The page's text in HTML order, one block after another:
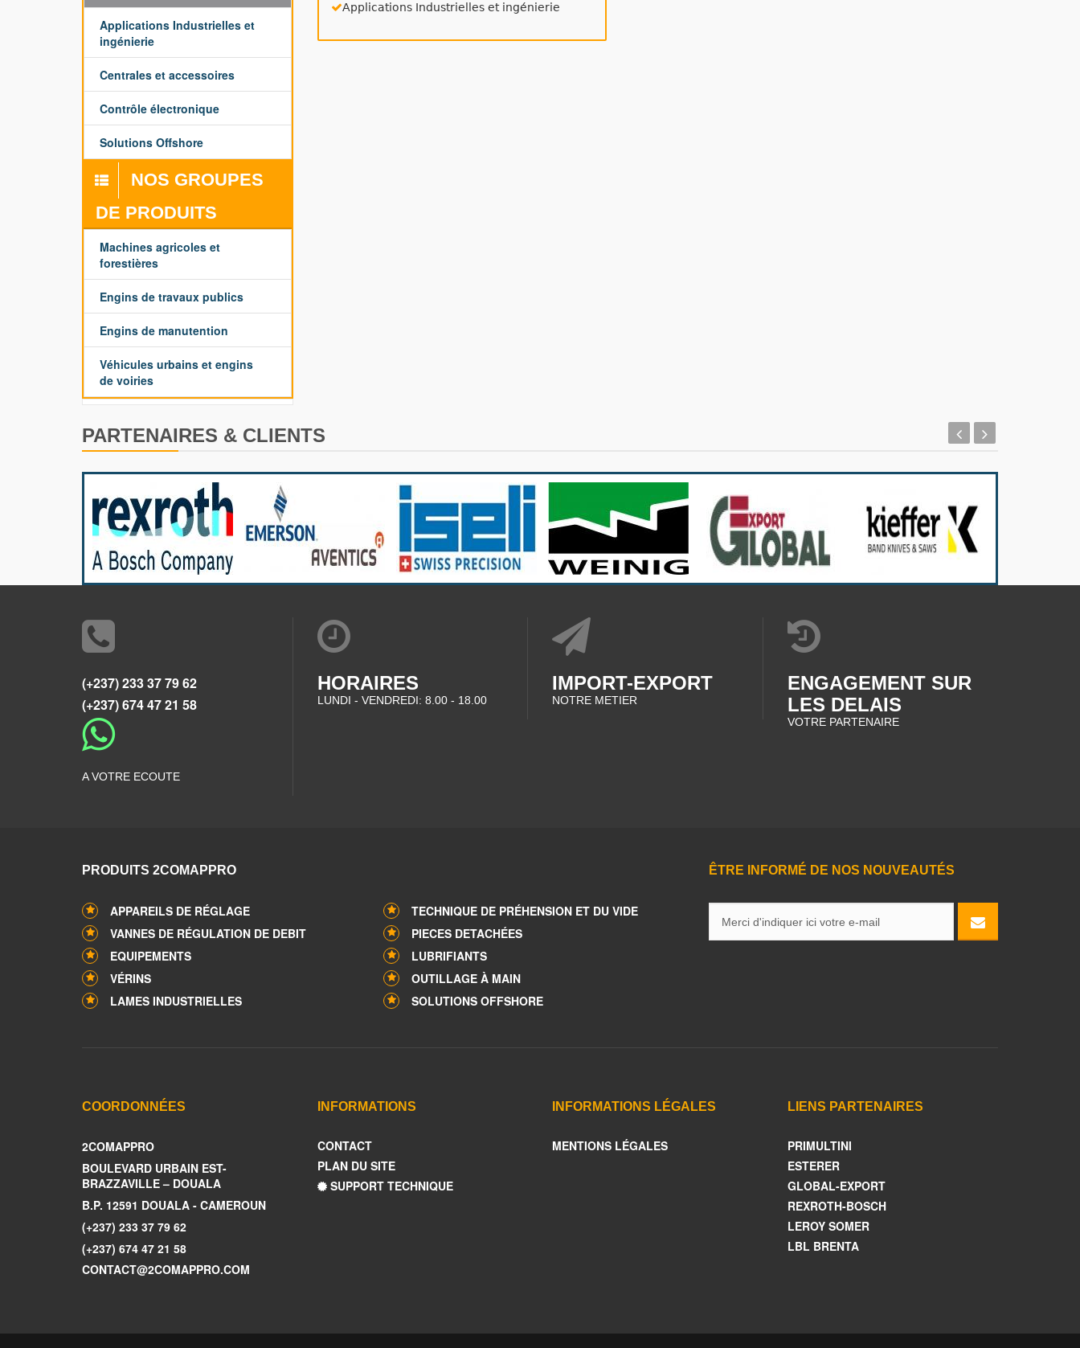
Applications Industrielles et
ingénierie
Centrales et accessoires
Contrôle électronique
Solutions Offshore
NOS GROUPES
DE PRODUITS
Machines agricoles et
forestières
Engins de travaux publics
Engins de manutention
Véhicules urbains et engins
de voiries
Applications Industrielles et ingénierie
PARTENAIRES & CLIENTS
(+237) 233 37 79 62
(+237) 674 47 21 58
A VOTRE ECOUTE
HORAIRES
LUNDI - VENDREDI: 8.00 - 18.00
IMPORT-EXPORT
NOTRE METIER
ENGAGEMENT SUR
LES DELAIS
VOTRE PARTENAIRE
PRODUITS 2COMAPPRO
APPAREILS DE RÉGLAGE
TECHNIQUE DE PRÉHENSION ET DU VIDE
VANNES DE RÉGULATION DE DEBIT
PIECES DETACHÉES
EQUIPEMENTS
LUBRIFIANTS
VÉRINS
OUTILLAGE À MAIN
LAMES INDUSTRIELLES
SOLUTIONS OFFSHORE
ÊTRE INFORMÉ DE NOS NOUVEAUTÉS
COORDONNÉES
2COMAPPRO
BOULEVARD URBAIN EST-
BRAZZAVILLE – DOUALA
B.P. 12591 DOUALA - CAMEROUN
(+237) 233 37 79 62
(+237) 674 47 21 58
CONTACT@2COMAPPRO.COM
INFORMATIONS
CONTACT
PLAN DU SITE
SUPPORT TECHNIQUE
INFORMATIONS LÉGALES
MENTIONS LÉGALES
LIENS PARTENAIRES
PRIMULTINI
ESTERER
GLOBAL-EXPORT
REXROTH-BOSCH
LEROY SOMER
LBL BRENTA